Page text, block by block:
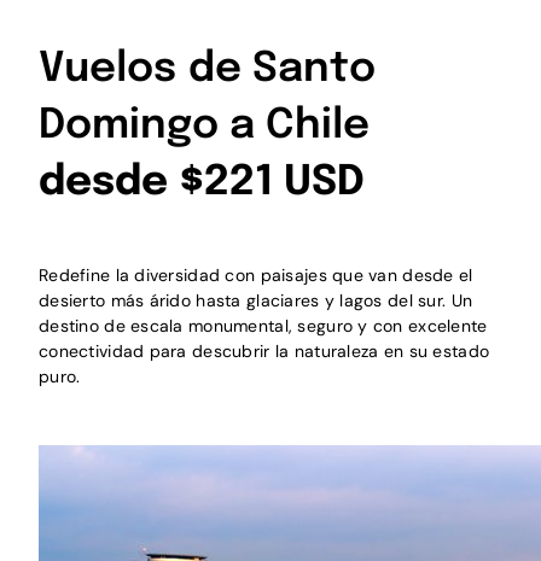
Vuelos de Santo
Domingo a Chile
desde $221 USD
Redefine la diversidad con paisajes que van desde el
desierto más árido hasta glaciares y lagos del sur. Un
destino de escala monumental, seguro y con excelente
conectividad para descubrir la naturaleza en su estado
puro.